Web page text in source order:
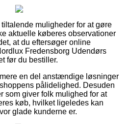
muligheder for at gøre
aktuelle køberes observationer
at du eftersøger online
Fredensborg Udendørs
før du bestiller.
en del anstændige løsninger
pålidelighed. Desuden
som giver folk mulighed for at
køb, hvilket ligeledes kan
glade kunderne er.